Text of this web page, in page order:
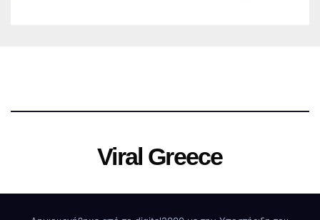
Viral Greece